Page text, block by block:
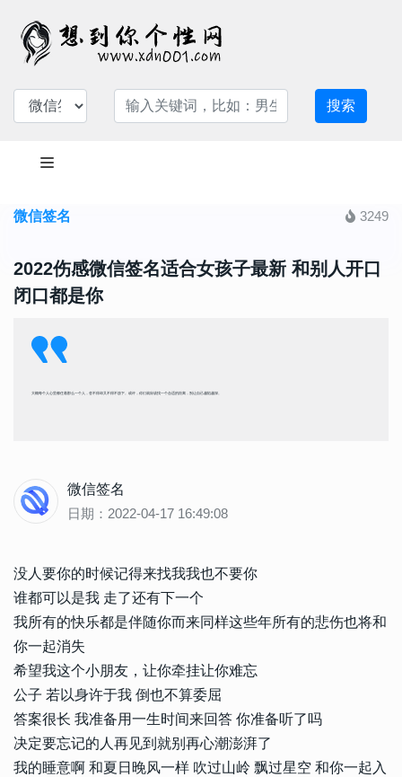
搜索
微信签名 3249
2022伤感微信签名适合女孩子最新 和别人开口
闭口都是你
大概每个人心里都住着那么一个人，舍不得却又不得不放下。或许，你们就应该找一个合适的距离，别让自己越陷越深。
微信签名
日期：2022-04-17 16:49:08
没人要你的时候记得来找我我也不要你
谁都可以是我 走了还有下一个
我所有的快乐都是伴随你而来同样这些年所有的悲伤也将和
你一起消失
希望我这个小朋友，让你牵挂让你难忘
公子 若以身许于我 倒也不算委屈
答案很长 我准备用一生时间来回答 你准备听了吗
决定要忘记的人再见到就别再心潮澎湃了
我的睡意啊 和夏日晚风一样 吹过山岭 飘过星空 和你一起入